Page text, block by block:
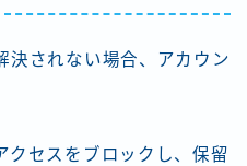
決されない場合、アカウン
クセスをブロックし、保留